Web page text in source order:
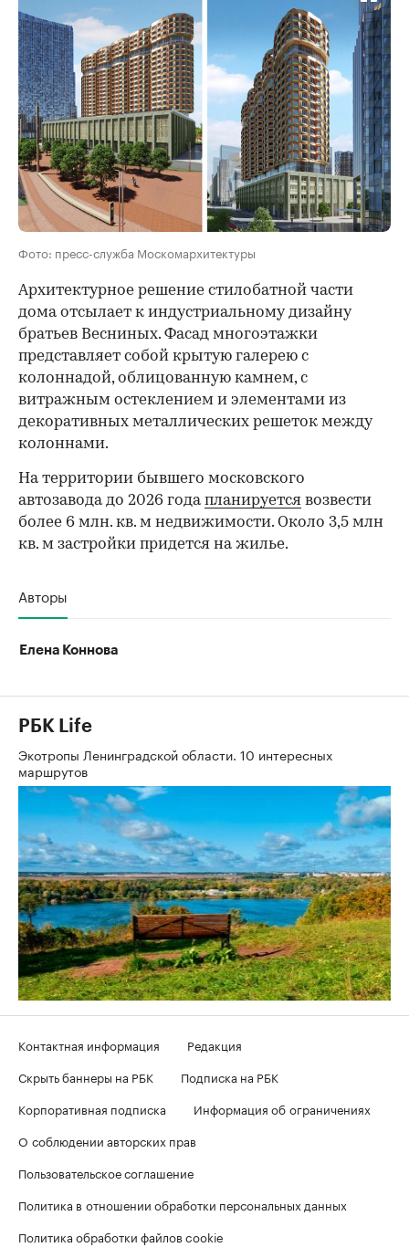
Фото: пресс-служба Москомархитектуры
Архитектурное решение стилобатной части
дома отсылает к индустриальному дизайну
братьев Весниных. Фасад многоэтажки
представляет собой крытую галерею с
колоннадой, облицованную камнем, с
витражным остеклением и элементами из
декоративных металлических решеток между
колоннами.
На территории бывшего московского
автозавода до 2026 годапланируется возвести
более 6 млн. кв. м недвижимости. Около 3,5 млн
кв. м застройки придется на жилье.
Авторы
Елена Коннова
РБК Life
Экотропы Ленинградской области. 10 интересных
маршрутов
Контактная информация
Редакция
Скрыть баннеры на РБК
Подписка на РБК
Корпоративная подписка
Информация об ограничениях
О соблюдении авторских прав
Пользовательское соглашение
Политика в отношении обработки персональных данных
Политика обработки файлов cookie